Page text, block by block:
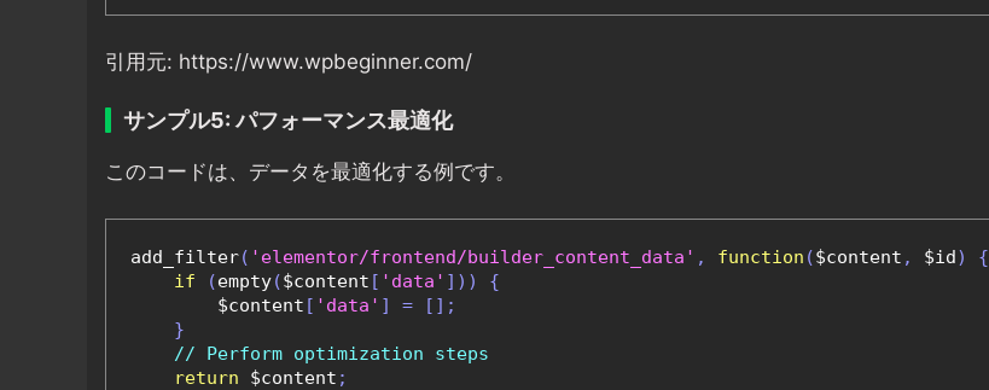
引用元: https://www.wpbeginner.com/
サンプル5: パフォーマンス最適化
このコードは、データを最適化する例です。
add_filter( 'elementor/frontend/builder_content_data' , function ($content , $id)
{
if
(empty($content [ 'data' ]))
{
        $content
[ 'data' ] =
[];
}
// Perform optimization steps
return $content ;